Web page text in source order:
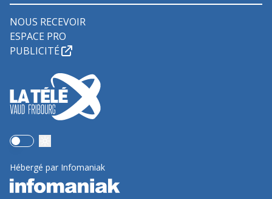
NOUS RECEVOIR
ESPACE PRO
PUBLICITÉ
Use setting
Hébergé par Infomaniak